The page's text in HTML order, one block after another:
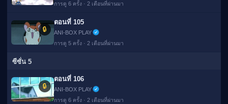
การดู 6 ครั้ง · 2 เดือนที่ผ่านมา
🔒
ตอนที่ 105
ANI-BOX PLAY
การดู 5 ครั้ง · 2 เดือนที่ผ่านมา
ซีซั่น 5
🔒
ตอนที่ 106
ANI-BOX PLAY
การดู 6 ครั้ง · 2 เดือนที่ผ่านมา